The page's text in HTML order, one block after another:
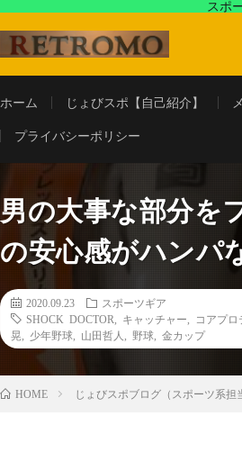
スポ
ホーム じょびスポ【自己紹介】
プライバシーポリシー
男の大事な部分を
の安心感がハンパ
2020.09.23
スポーツギア
SHOCK DOCTOR
キャッチャー コアプロ
晃
少年野球 山田哲人 野球 金カップ
HOME じょびスポブログ（スポーツ系担